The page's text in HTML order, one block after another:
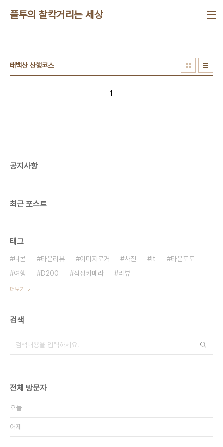
플투의 찰칵거리는 세상
태백산 산행코스
1
공지사항
최근 포스트
태그
니콘 타운리뷰 이미지로거 사진 It
타운포토
여행
D200 삼성카메라 리뷰
더보기
검색
전체 방문자
오늘
어제